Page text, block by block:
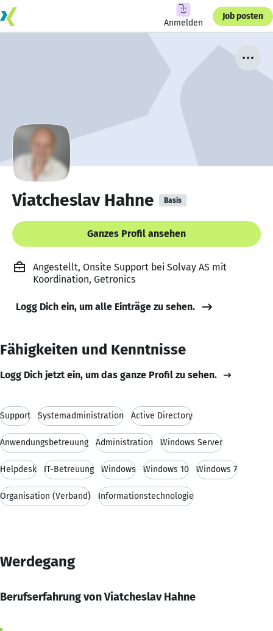
Anmelden
Job posten
Viatcheslav Hahne Basis
Ganzes Profil ansehen
Angestellt, Onsite Support bei Solvay AS mit
Koordination, Getronics
Logg Dich ein, um alle Einträge zu sehen.
Fähigkeiten und Kenntnisse
Logg Dich jetzt ein, um das ganze Profil zu sehen.
Support Systemadministration Active Directory
Anwendungsbetreuung Administration Windows Server
Helpdesk IT-Betreuung Windows Windows 10 Windows 7
Organisation (Verband) Informationstechnologie
Werdegang
Berufserfahrung von Viatcheslav Hahne